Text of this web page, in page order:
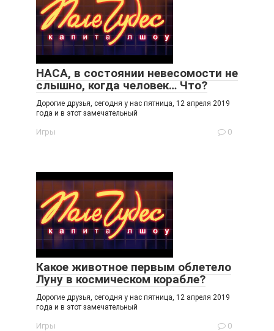
НАСА, в состоянии невесомости не
слышно, когда человек… Что?
Дорогие друзья, сегодня у нас пятница, 12 апреля 2019
года и в этот замечательный
Игры 0
Какое животное первым облетело
Луну в космическом корабле?
Дорогие друзья, сегодня у нас пятница, 12 апреля 2019
года и в этот замечательный
Игры 0